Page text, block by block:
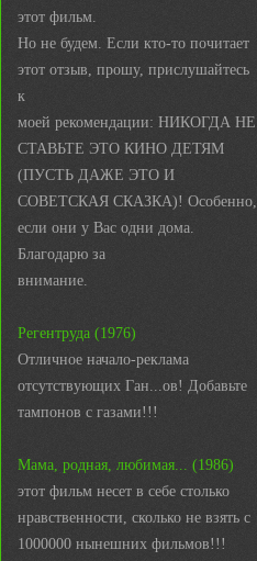
этот фильм.
Но не будем. Если кто-то почитает
этот отзыв, прошу, прислушайтесь
к
моей рекомендации: НИКОГДА НЕ
СТАВЬТЕ ЭТО КИНО ДЕТЯМ
(ПУСТЬ ДАЖЕ ЭТО И
СОВЕТСКАЯ СКАЗКА)! Особенно,
если они у Вас одни дома.
Благодарю за
внимание.
Регентруда (1976)
Отличное начало-реклама
отсутствующих Ган...ов! Добавьте
тампонов с газами!!!
Мама, родная, любимая... (1986)
этот фильм несет в себе столько
нравственности, сколько не взять с
1000000 нынешних фильмов!!!